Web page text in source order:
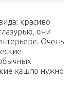
красиво
они
Очень
кашпо нужно